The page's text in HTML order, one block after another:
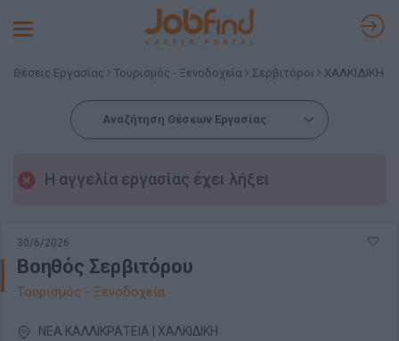
Toggle
Θέσεις Εργασίας Τουρισμός - Ξενοδοχεία Σερβιτόροι ΧΑΛΚΙΔΙΚΗ
Αναζήτηση Θέσεων Εργασίας
Η αγγελία εργασίας έχει λήξει
30/6/2026
Βοηθός Σερβιτόρου
Τουρισμός - Ξενοδοχεία
ΝΕΑ ΚΑΛΛΙΚΡΑΤΕΙΑ | ΧΑΛΚΙΔΙΚΗ